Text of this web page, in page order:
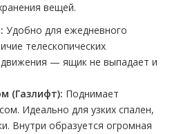
вещей.
Удобно для ежедневного
телескопических
— ящик не выпадает и
(Газлифт): Поднимает
Идеально для узких спален,
Внутри образуется огромная